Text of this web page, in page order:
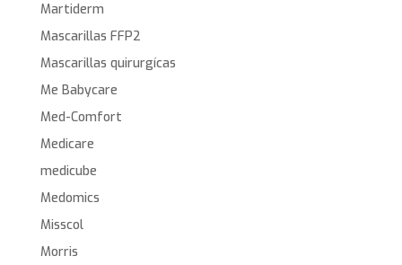
Martiderm
Mascarillas FFP2
Mascarillas quirurgícas
Me Babycare
Med-Comfort
Medicare
medicube
Medomics
Misscol
Morris